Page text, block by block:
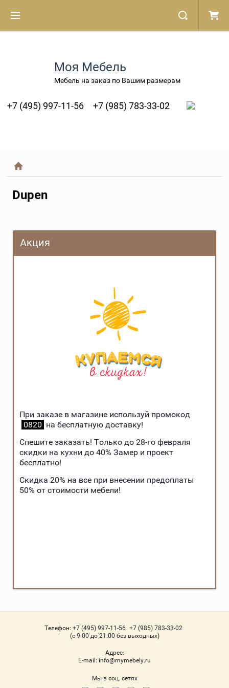
Моя Мебель
Мебель на заказ по Вашим размерам
+7 (495) 997-11-56 +7 (985) 783-33-02
Dupen
Акция
При заказе в магазине используй промокод
0820 на бесплатную доставку!
Спешите заказать! Только до 28-го февраля
скидки на кухни до 40% Замер и проект
бесплатно!
Скидка 20% на все при внесении предоплаты
50% от стоимости мебели!
Телефон: +7 (495) 997-11-56 +7 (985) 783-33-02
(с 9:00 до 21:00 без выходных)
Адрес:
Е-mail: info@mymebely.ru
Мы в соц. сетях